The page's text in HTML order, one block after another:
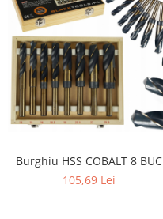
Burghiu HSS COBALT 8 BUC
105,69 Lei